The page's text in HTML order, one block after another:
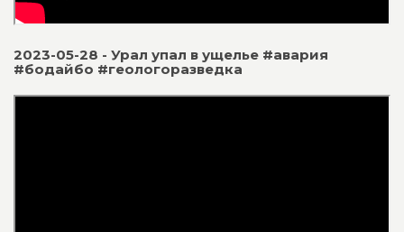
2023-05-28 - Урал упал в ущелье #авария
#бодайбо #геологоразведка